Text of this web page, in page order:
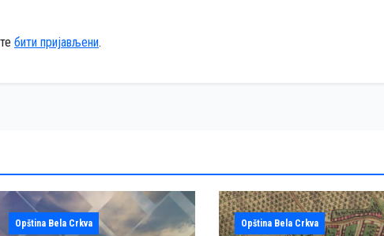
бити пријављени.
Opština Bela Crkva Opština Bela Crkva